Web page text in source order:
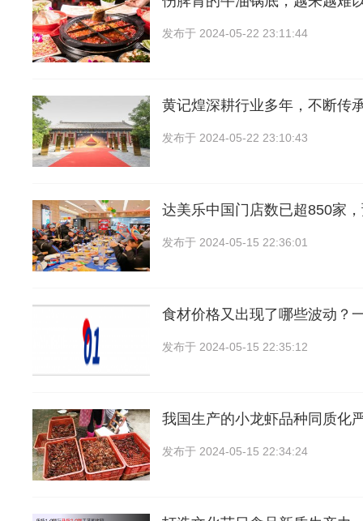
发布于 2024-05-22 23:11:44
黄记煌深耕行业多年，不断传
发布于 2024-05-22 23:10:43
达美乐中国门店数已超850家
发布于 2024-05-15 22:36:01
食材价格又出现了哪些波动？
发布于 2024-05-15 22:35:12
我国生产的小龙虾品种同质化
发布于 2024-05-15 22:34:24